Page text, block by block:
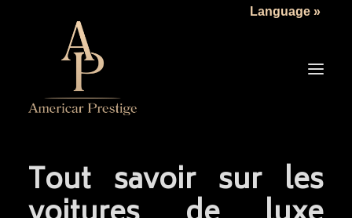
LA SOCIÉTÉ
LES VÉHICULES
Tout savoir sur les
Language »